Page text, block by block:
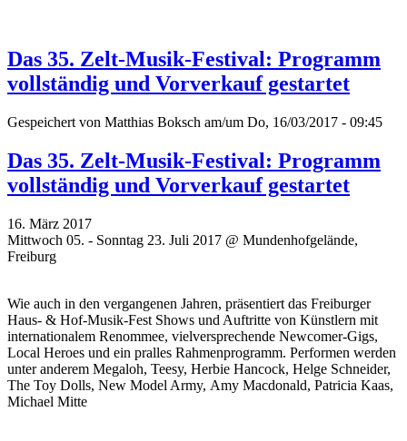
Das 35. Zelt-Musik-Festival: Programm
vollständig und Vorverkauf gestartet
Gespeichert von Matthias Boksch am/um Do, 16/03/2017 - 09:45
Das 35. Zelt-Musik-Festival: Programm
vollständig und Vorverkauf gestartet
16. März 2017
Mittwoch 05. - Sonntag 23. Juli 2017 @ Mundenhofgelände,
Freiburg
Wie auch in den vergangenen Jahren, präsentiert das Freiburger
Haus- & Hof-Musik-Fest Shows und Auftritte von Künstlern mit
internationalem Renommee, vielversprechende Newcomer-Gigs,
Local Heroes und ein pralles Rahmenprogramm. Performen werden
unter anderem Megaloh, Teesy, Herbie Hancock, Helge Schneider,
The Toy Dolls, New Model Army, Amy Macdonald, Patricia Kaas,
Michael Mitte